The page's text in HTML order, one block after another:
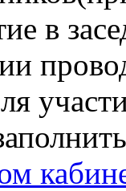
в